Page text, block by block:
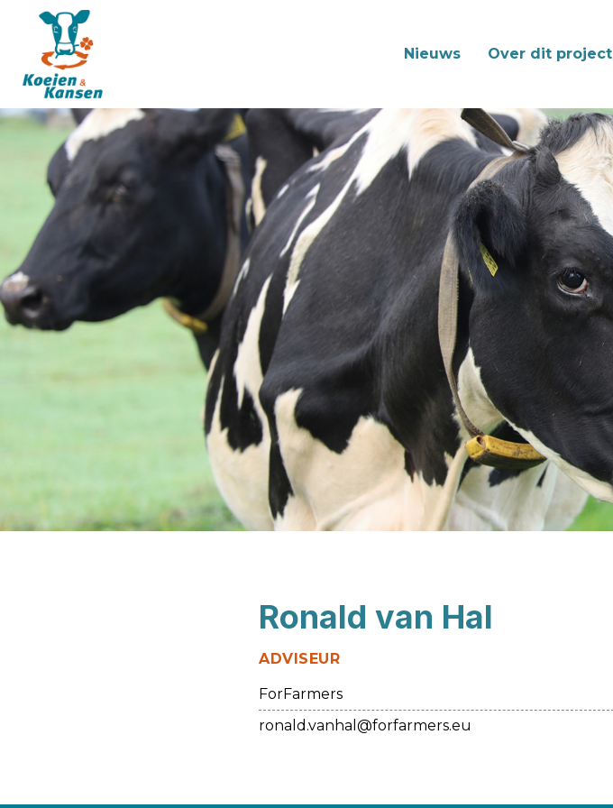
Nieuws Over dit project
Ronald van Hal
ADVISEUR
ForFarmers
ronald.vanhal@forfarmers.eu